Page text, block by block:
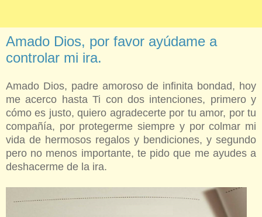
Amado Dios, por favor ayúdame a
controlar mi ira.
Amado Dios, padre amoroso de infinita bondad, hoy
me acerco hasta Ti con dos intenciones, primero y
cómo es justo, quiero agradecerte por tu amor, por tu
compañía, por protegerme siempre y por colmar mi
vida de hermosos regalos y bendiciones, y segundo
pero no menos importante, te pido que me ayudes a
deshacerme de la ira.